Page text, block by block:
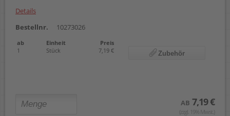
Details
Bestellnr.
10273026
ab Einheit
Preis
1
Stück 7,19 € Zubehör
AB 7,19 €
(zzgl. 19% Mwst.)